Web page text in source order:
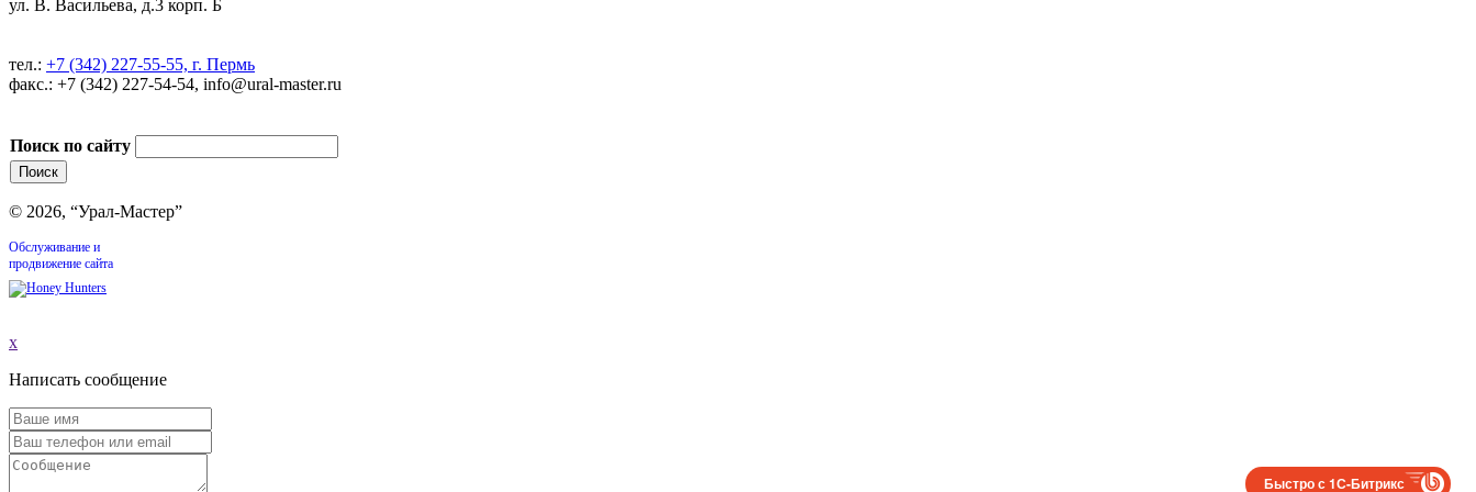
ул. В. Васильева, д.3 корп. Б
тел.: +7 (342) 227-55-55, г. Пермь
факс.: +7 (342) 227-54-54, info@ural-master.ru
Поиск по сайту
© 2026, “Урал-Мастер”
Обслуживание и
продвижение сайта
x
Написать сообщение
Быстро с 1С-Битрикс